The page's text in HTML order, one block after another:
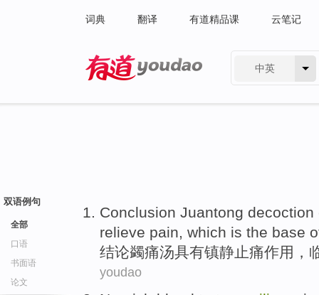
词典 翻译 有道精品课 云笔记
中英
双语例句
全部
口语
书面语
论文
Conclusion Juantong decoction
relieve pain, which is the base
结论蠲痛汤具有镇静止痛作用，
youdao